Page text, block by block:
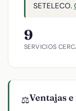
SETELECO.
9
SERVICIOS
⚖️Ventajas